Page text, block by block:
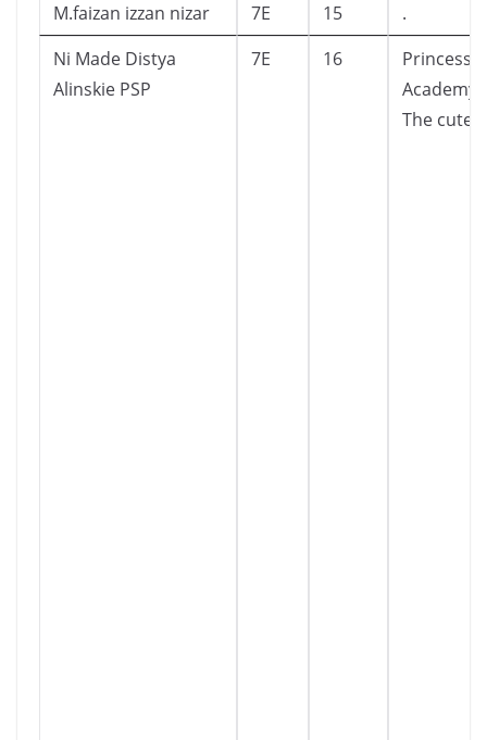
M.faizan izzan nizar 7E 15
.
Ni Made Distya
Alinskie PSP
7E 16
Princess
Academy
The cute